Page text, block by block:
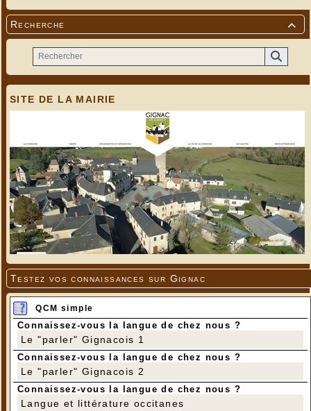

Recherche
SITE DE LA MAIRIE
Testez vos connaissances sur Gignac
QCM simple
Connaissez-vous la langue de chez nous ?
Le "parler" Gignacois 1
Connaissez-vous la langue de chez nous ?
Le "parler" Gignacois 2
Connaissez-vous la langue de chez nous ?
Langue et littérature occitanes